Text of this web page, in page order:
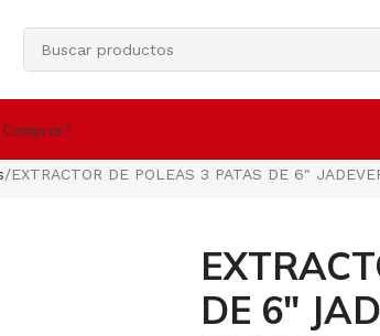
EXTRACTOR DE POLEAS 3 PATAS DE 6″
DE 6″